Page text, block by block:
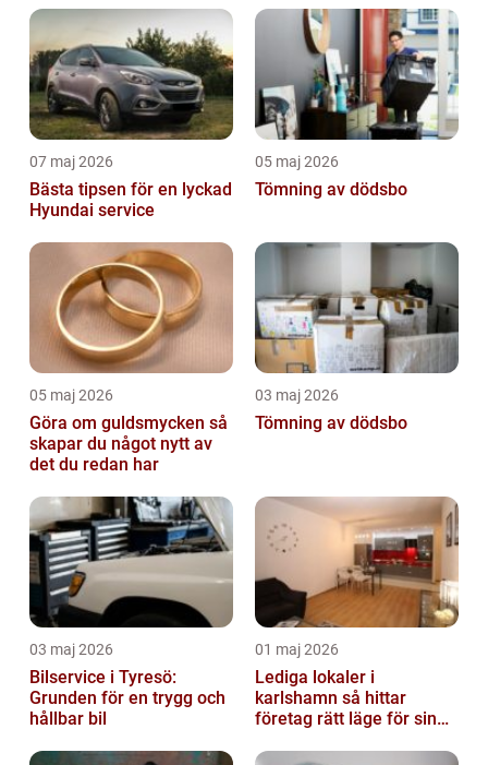
07 maj 2026
Bästa tipsen för en lyckad
Hyundai service
05 maj 2026
Tömning av dödsbo
05 maj 2026
Göra om guldsmycken så
skapar du något nytt av
det du redan har
03 maj 2026
Tömning av dödsbo
03 maj 2026
Bilservice i Tyresö:
Grunden för en trygg och
hållbar bil
01 maj 2026
Lediga lokaler i
karlshamn så hittar
företag rätt läge för sin